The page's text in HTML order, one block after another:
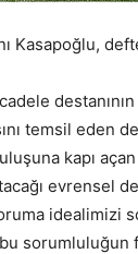
Kasapoğlu,
temsil eden
kapı
idealimizi
sorumluluğun